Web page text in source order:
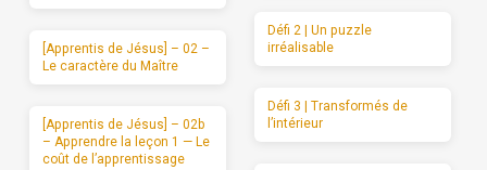
[Apprentis de Jésus] – 02 –
Le caractère du Maître
[Apprentis de Jésus] – 02b
– Apprendre la leçon 1 — Le
coût de l’apprentissage
Défi 2 | Un puzzle
irréalisable
Défi 3 | Transformés de
l’intérieur